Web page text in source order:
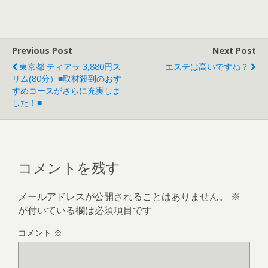
Previous Post
東京都 ティアラ 3,880円ス
リム(80分）■取材殺到のおす
すめコースがさらに充実しま
した！■
Next Post
エステは高いですね？
コメントを残す
メールアドレスが公開されることはありません。
※
が付いている欄は必須項目です
コメント ※